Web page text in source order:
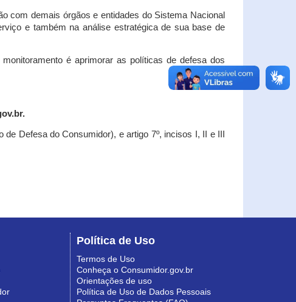
com demais órgãos e entidades do Sistema Nacional
e também na análise estratégica de sua base de
é aprimorar as políticas de defesa dos
Defesa do Consumidor), e artigo 7º, incisos I, II e III
Política de Uso
Termos de Uso
Conheça o Consumidor.gov.br
Orientações de uso
Política de Uso de Dados Pessoais